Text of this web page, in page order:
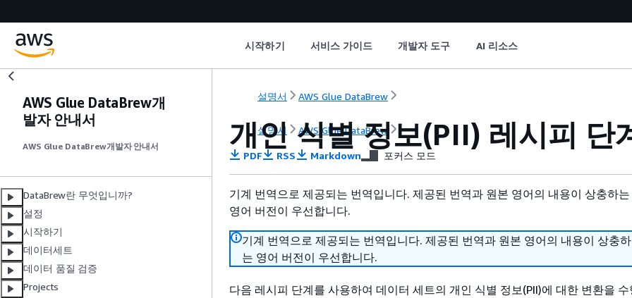
시작하기 서비스 가이드 개발자 도구 AI 리소스
AWS Glue DataBrew개
발자 안내서
AWS Glue DataBrew개발자 안내서
DataBrew란 무엇입니까?
설정
시작하기
데이터세트
데이터 품질 검증
Projects
설명서 AWS Glue DataBrew
설명서 AWS Glue DataBrew
개인 식별 정보(PII) 레시피 단
PDF RSS Markdown 포커스 모드
기계 번역으로 제공되는 번역입니다. 제공된 번역과 원본 영어의 내용이 상충하
영어 버전이 우선합니다.
기계 번역으로 제공되는 번역입니다. 제공된 번역과 원본 영어의 내용이 상충
는 영어 버전이 우선합니다.
다음 레시피 단계를 사용하여 데이터 세트의 개인 식별 정보(PII)에 대한 변환을